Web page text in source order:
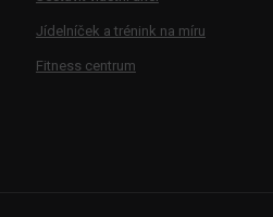
Jídelníček a trénink na míru
Fitness centrum